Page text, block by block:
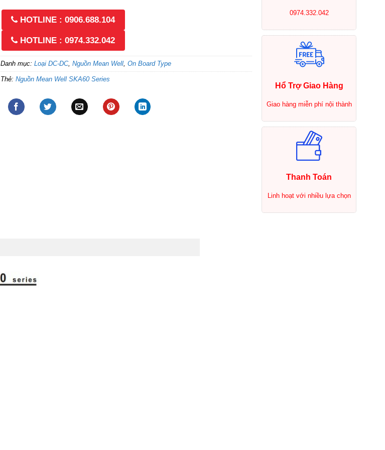
HOTLINE : 0906.688.104
HOTLINE : 0974.332.042
Danh mục: Loại DC-DC, Nguồn Mean Well, On Board Type
Thẻ: Nguồn Mean Well SKA60 Series
0974.332.042
Hổ Trợ Giao Hàng
Giao hàng miễn phí nội thành
Thanh Toán
Linh hoạt với nhiều lựa chọn